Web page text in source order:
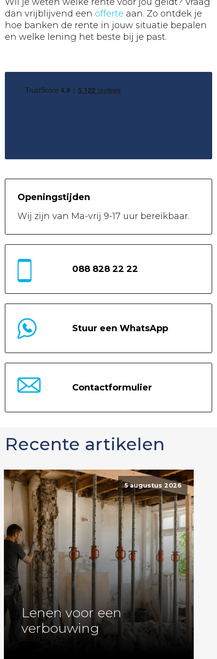
dan vrijblijvend een offerte aan. Zo ontdek je
hoe banken de rente in jouw situatie bepalen
en welke lening het beste bij je past.
Openingstijden
Wij zijn van Ma-vrij 9-17 uur bereikbaar.
088 828 22 22
Stuur een WhatsApp
Contactformulier
Recente artikelen
5 augustus 2026
Lenen voor een
verbouwing